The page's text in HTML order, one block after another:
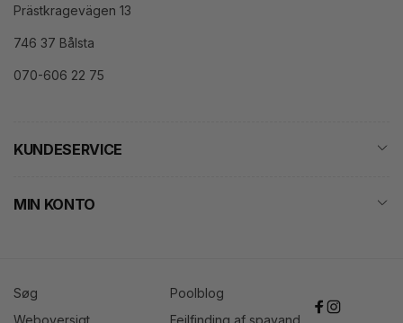
Prästkragevägen 13
746 37 Bålsta
070-606 22 75
KUNDESERVICE
MIN KONTO
Søg
Poolblog
Facebook
Instagram